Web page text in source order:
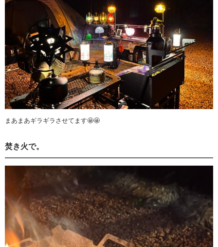
まあまあギラギラさせてます🤩🤩
焚き火で。